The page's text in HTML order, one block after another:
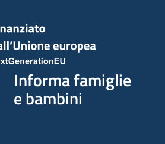
Informa famiglie
e bambini